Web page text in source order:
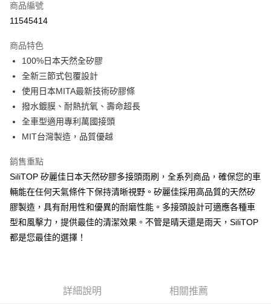
信用卡分期付款
合作金庫商業銀行
華南商業銀行
上海商業儲蓄銀行
國泰世華商業銀行
臺灣中小企業銀行
匯豐（台灣）商業銀行
聯邦商業銀行
元大商業銀行
台新國際商業銀行
台灣樂天信用卡公司
超商取貨付款
LINE Pay
Apple Pay
街口支付
Google Pay
全盈+PAY
ATM付款
運送方式
商品編號
11545414
商品特色
100%日本天然全矽膠
全新三節式包覆設計
使用日本MITA最新技術矽膠條
撥水鍍膜、耐熱抗氧、壽命超長
全車型適用專利萬國接頭
MIT台灣製造，品質優越
銷售重點
SiliTOP 矽麗佳日本天然矽膠多接頭雨刷，全系列商品，確保您的車
輛能在任何天氣條件下保持清晰視野。矽麗佳採用高品質的天然矽
膠製造，具有耐用性和優異的耐磨性能。多接頭設計可適應各種車
型和風擊力，提供最佳的清潔效果。不管是晴天還是雨天，SiliTOP
都是您最佳的選擇！
詳細說明 相關推薦